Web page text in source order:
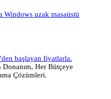
Windows uzak masaüstü
'den başlayan fiyatlarla.
Her Bütçeye
Çözümleri.